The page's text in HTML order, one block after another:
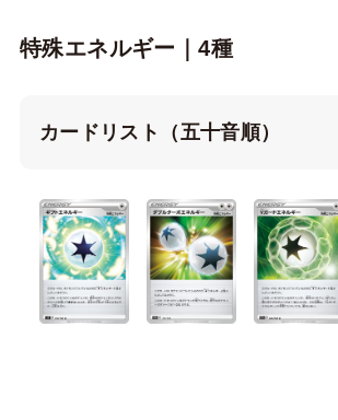
特殊エネルギー｜4種
カードリスト（五十音順）